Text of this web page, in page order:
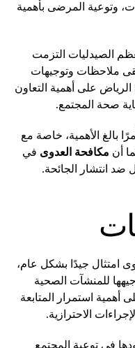
وتوعية المرضى بأهمية
الصيدليات التزمت
تلقى ملاحظات وتوجيهات
على أهمية التعاون
صحة المجتمع.
بالغ الأهمية، خاصة مع
أن مكافحة العدوى في
ضد انتشار الجائحة.
امتثال جيدًا بشكل عام،
للمنشآت الصحية
استمرار المتابعة
الاحترازية.
في توعية المجتمع